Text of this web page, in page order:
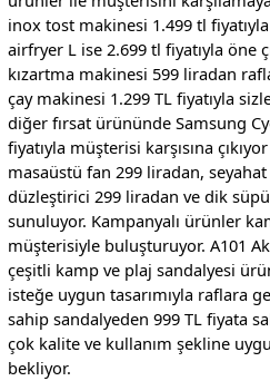
inox tost makinesi 1.499 tl
airfryer L ise 2.699 tl fiyatıyla öne
kızartma makinesi 599 liradan
çay makinesi 1.299 TL fiyatıyla
diğer fırsat ürününde Samsung
fiyatıyla müşterisi karşısına
masaüstü fan 299 liradan,
düzleştirici 299 liradan ve dik
sunuluyor. Kampanyalı ürünler
müşterisiyle buluşturuyor. A101
çeşitli kamp ve plaj sandalyesi
isteğe uygun tasarımıyla raflara
sahip sandalyeden 999 TL fiyata
çok kalite ve kullanım şekline
bekliyor.